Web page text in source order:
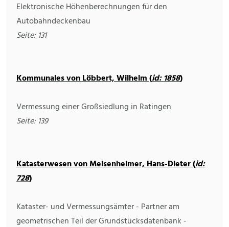
Elektronische Höhenberechnungen für den
Autobahndeckenbau
Seite: 131
Kommunales von Löbbert, Wilhelm (id: 1858)
Vermessung einer Großsiedlung in Ratingen
Seite: 139
Katasterwesen von Meisenheimer, Hans-Dieter (id:
728)
Kataster- und Vermessungsämter - Partner am
geometrischen Teil der Grundstücksdatenbank -